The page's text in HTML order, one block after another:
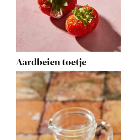
Aardbeien toetje